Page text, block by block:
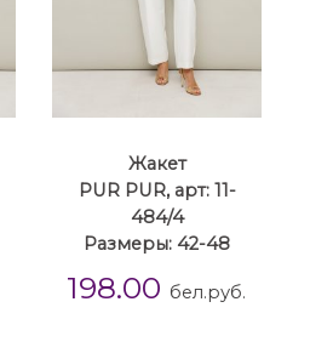
Жакет
PUR PUR, арт: 11-
484/4
Размеры: 42-48
198.00 бел.руб.